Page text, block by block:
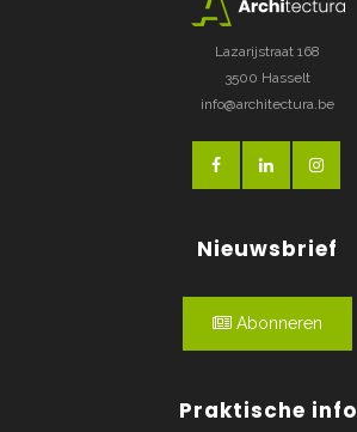
Lazarijstraat 168
3500 Hasselt
info@architectura.be
Nieuwsbrief
Abonneren
Praktische info